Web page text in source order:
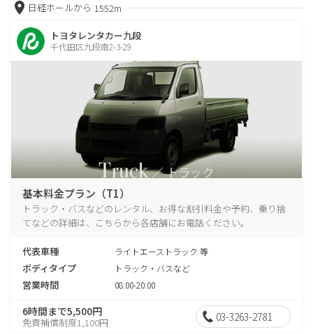
日経ホールから 1552m
トヨタレンタカー九段
千代田区九段南2-3-29
基本料金プラン（T1）
トラック・バスなどのレンタル、お得な割引料金や予約、乗り捨
てなどの詳細は、こちらから各店舗にお電話ください。
代表車種 ライトエーストラック 等
ボディタイプ トラック・バスなど
営業時間 08:00-20:00
6時間まで5,500円
免責補償制度1,100円 03-3263-2781